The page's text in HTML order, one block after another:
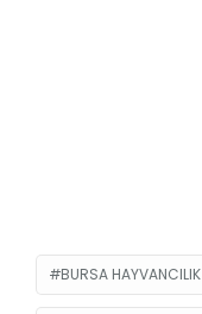
BURSA HAYVANCILIK